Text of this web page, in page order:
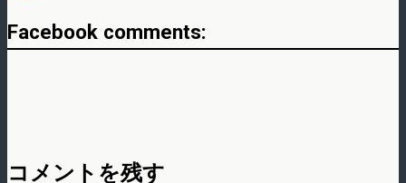
Facebook comments:
コメントを残す